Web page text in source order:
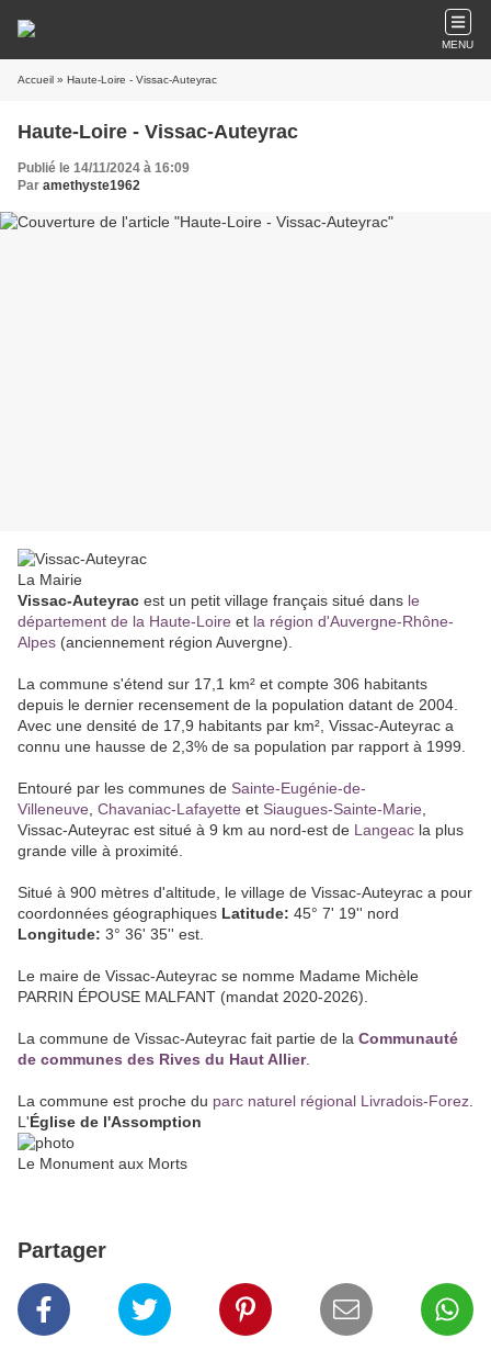
MENU
Accueil » Haute-Loire - Vissac-Auteyrac
Haute-Loire - Vissac-Auteyrac
Publié le 14/11/2024 à 16:09
Par amethyste1962
La Mairie
Vissac-Auteyrac est un petit village français situé dans le
département de la Haute-Loire et la région d'Auvergne-Rhône-
Alpes (anciennement région Auvergne).
La commune s'étend sur 17,1 km² et compte 306 habitants
depuis le dernier recensement de la population datant de 2004.
Avec une densité de 17,9 habitants par km², Vissac-Auteyrac a
connu une hausse de 2,3% de sa population par rapport à 1999.
Entouré par les communes de Sainte-Eugénie-de-
Villeneuve Chavaniac-Lafayette et Siaugues-Sainte-Marie
Vissac-Auteyrac est situé à 9 km au nord-est de Langeac la plus
grande ville à proximité.
Situé à 900 mètres d'altitude, le village de Vissac-Auteyrac a pour
coordonnées géographiques Latitude: 45° 7' 19'' nord
Longitude: 3° 36' 35'' est.
Le maire de Vissac-Auteyrac se nomme Madame Michèle
PARRIN ÉPOUSE MALFANT (mandat 2020-2026).
La commune de Vissac-Auteyrac fait partie de la Communauté
de communes des Rives du Haut Allier.
La commune est proche du parc naturel régional Livradois-Forez
L'Église de l'Assomption
Le Monument aux Morts
Partager